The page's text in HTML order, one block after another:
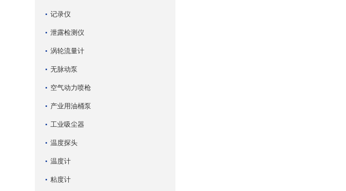
记录仪
泄露检测仪
涡轮流量计
无脉动泵
空气动力喷枪
产业用油桶泵
工业吸尘器
温度探头
温度计
粘度计